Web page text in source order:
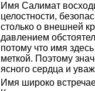
Имя Салимат
целостности,
столько о внешней
давлением
потому что имя
меткой. Поэтому
ясного сердца и
Имя широко